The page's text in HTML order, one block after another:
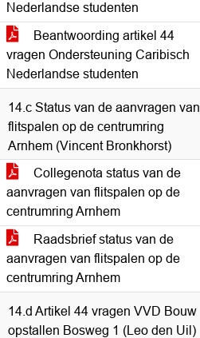
Nederlandse studenten
Beantwoording artikel 44
vragen Ondersteuning Caribisch
Nederlandse studenten
14.c Status van de aanvragen van
flitspalen op de centrumring
Arnhem (Vincent Bronkhorst)
Collegenota status van de
aanvragen van flitspalen op de
centrumring Arnhem
Raadsbrief status van de
aanvragen van flitspalen op de
centrumring Arnhem
14.d Artikel 44 vragen VVD Bouw
opstallen Bosweg 1 (Leo den Uil)